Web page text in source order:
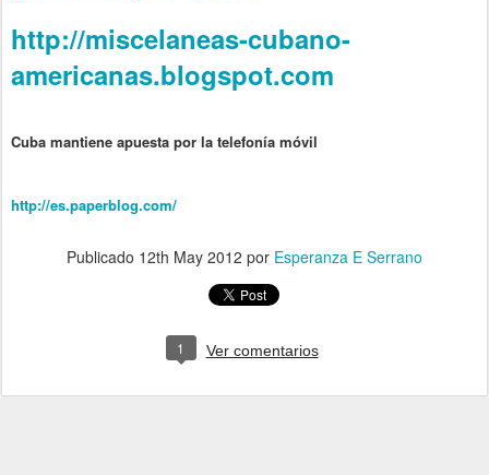
http://miscelaneas-cubano-
americanas.blogspot.com
Cuba mantiene apuesta por la telefonía móvil
http://es.paperblog.com/
Publicado 12th May 2012 por Esperanza E Serrano
1 Ver comentarios